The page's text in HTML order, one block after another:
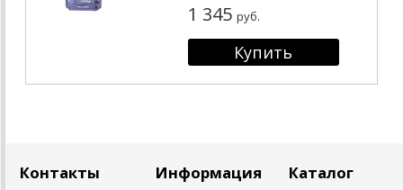
1 345 руб.
Контакты Информация Каталог